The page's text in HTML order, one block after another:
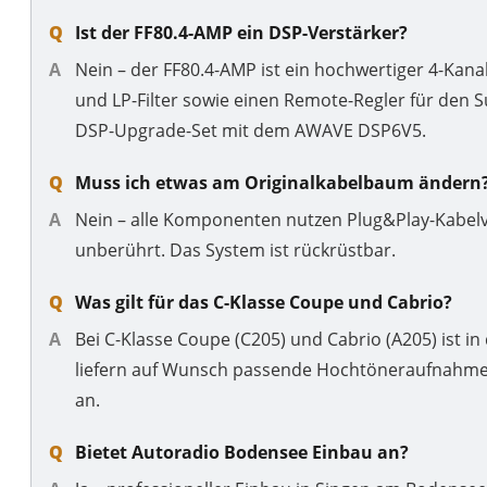
Ist der FF80.4-AMP ein DSP-Verstärker?
Nein – der FF80.4-AMP ist ein hochwertiger 4-
und LP-Filter sowie einen Remote-Regler für den
DSP-Upgrade-Set mit dem AWAVE DSP6V5.
Muss ich etwas am Originalkabelbaum
Nein – alle Komponenten nutzen Plug&Play-
unberührt. Das System ist rückrüstbar.
Was gilt für das C-Klasse Coupe und Cabrio?
Bei C-Klasse Coupe (C205) und Cabrio (A205)
liefern auf Wunsch passende
an.
Bietet Autoradio Bodensee Einbau an?